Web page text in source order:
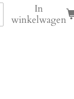
In
winkelwagen